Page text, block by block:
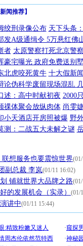
闻推荐】
绞刑录像公布 天下头条
发A级通缉令 5万悬红佛
者 太原警察打死北京警
豪宅曝光 政府免费送别
北虎咬死黄牛 十大假新
论伪科学废留现场混乱
述：高中时献初夜 2000
祼体聚会放纵肉体 尚雯
小天酒店开房照被爆 野
测：二战五大未解之谜
想服务也要震惊世界
副总裁 李岚(01/11 16:02)
铺就世界大品牌之路
的发展机会（实录） (01/
讲中(01/11 15:44)